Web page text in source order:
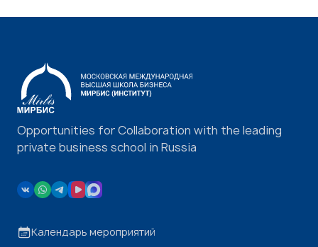
Opportunities for Collaboration with the leading
private business school in Russia
Календарь мероприятий